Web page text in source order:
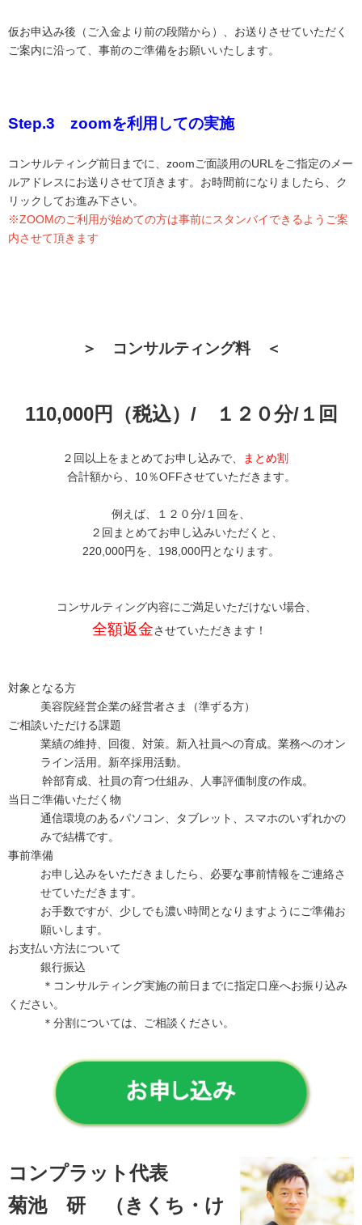
仮お申込み後（ご入金より前の段階から）、お送りさせていただく
ご案内に沿って、事前のご準備をお願いいたします。
Step.3 zoomを利用しての実施
コンサルティング前日までに、zoomご面談用のURLをご指定のメー
ルアドレスにお送りさせて頂きます。お時間前になりましたら、ク
リックしてお進み下さい。
※ZOOMのご利用が始めての方は事前にスタンバイできるようご案
内させて頂きます
＞ コンサルティング料 ＜
110,000円（税込）/ １２０分/１回
２回以上をまとめてお申し込みで、
まとめ割
合計額から、10％OFFさせていただきます。
例えば、１２０分/１回を、
２回まとめてお申し込みいただくと、
220,000円を、198,000円となります。
コンサルティング内容にご満足いただけない場合、
全額返金させていただきます！
対象となる方
美容院経営企業の経営者さま（準ずる方）
ご相談いただける課題
業績の維持、回復、対策。新入社員への育成。業務へのオン
ライン活用。新卒採用活動。
幹部育成、社員の育つ仕組み、人事評価制度の作成。
当日ご準備いただく物
通信環境のあるパソコン、タブレット、スマホのいずれかの
みで結構です。
事前準備
お申し込みをいただきましたら、必要な事前情報をご連絡さ
せていただきます。
お手数ですが、少しでも濃い時間となりますようにご準備お
願いします。
お支払い方法について
銀行振込
＊コンサルティング実施の前日までに指定口座へお振り込み
ください。
＊分割については、ご相談ください。
コンプラット代表
菊池 研 （きくち・け